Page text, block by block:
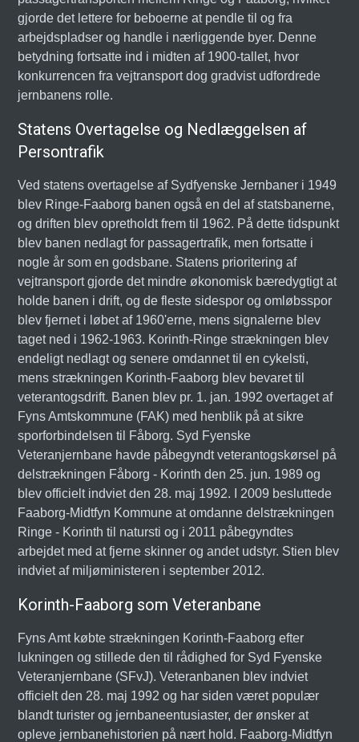
gjorde det lettere for beboerne at pendle til og fra
arbejdspladser og handle i nærliggende byer. Denne
betydning fortsatte ind i midten af 1900-tallet, hvor
konkurrencen fra vejtransport dog gradvist udfordrede
jernbanens rolle.
Statens Overtagelse og Nedlæggelsen af
Persontrafik
Ved statens overtagelse af Sydfyenske Jernbaner i 1949
blev Ringe-Faaborg banen også en del af statsbanerne,
og driften blev opretholdt frem til 1962. På dette tidspunkt
blev banen nedlagt for passagertrafik, men fortsatte i
nogle år som en godsbane. Statens prioritering af
vejtransport gjorde det mindre økonomisk bæredygtigt at
holde banen i drift, og de fleste sidespor og omløbsspor
blev fjernet i løbet af 1960'erne, mens signalerne blev
taget ned i 1962-1963. Korinth-Ringe strækningen blev
endeligt nedlagt og senere omdannet til en cykelsti,
mens strækningen Korinth-Faaborg blev bevaret til
veterantogsdrift. Banen blev pr. 1. jan. 1992 overtaget af
Fyns Amtskommune (FAK) med henblik på at sikre
sporforbindelsen til Fåborg. Syd Fyenske
Veteranjernbane havde påbegyndt veterantogskørsel på
delstrækningen Fåborg - Korinth den 25. jun. 1989 og
blev officielt indviet den 28. maj 1992. I 2009 besluttede
Faaborg-Midtfyn Kommune at omdanne delstrækningen
Ringe - Korinth til natursti og i 2011 påbegyndtes
arbejdet med at fjerne skinner og andet udstyr. Stien blev
indviet af miljøministeren i september 2012.
Korinth-Faaborg som Veteranbane
Fyns Amt købte strækningen Korinth-Faaborg efter
lukningen og stillede den til rådighed for Syd Fyenske
Veteranjernbane (SFvJ). Veteranbanen blev indviet
officielt den 28. maj 1992 og har siden været populær
blandt turister og jernbaneentusiaster, der ønsker at
opleve jernbanehistorien på nært hold. Faaborg-Midtfyn